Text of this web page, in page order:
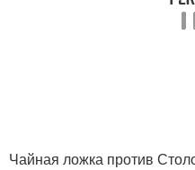
Чайная ложка против